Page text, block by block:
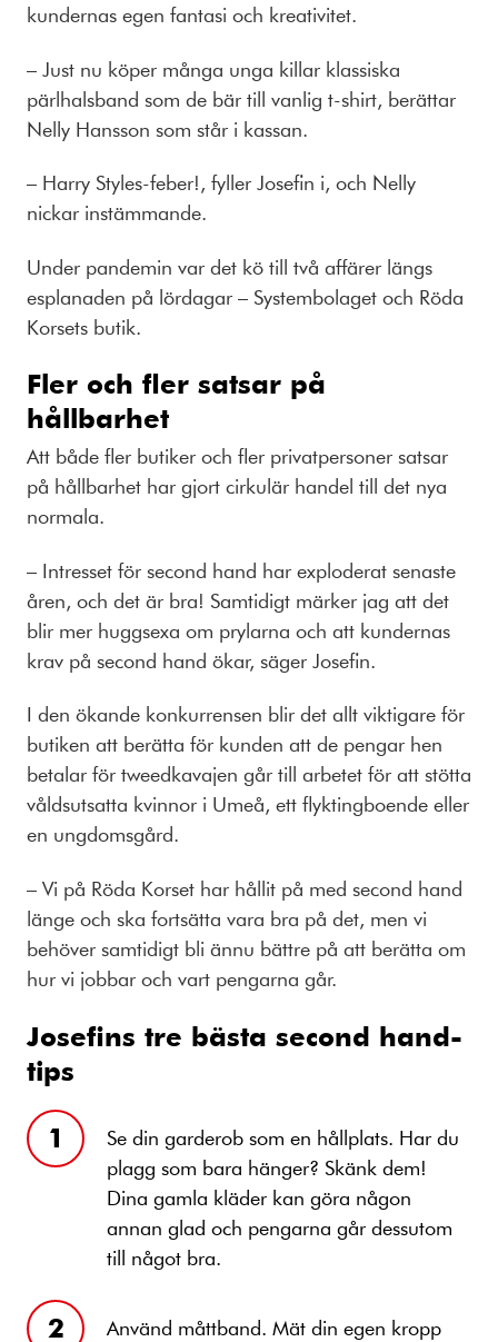
kundernas egen fantasi och kreativitet.
– Just nu köper många unga killar klassiska
pärlhalsband som de bär till vanlig t-shirt, berättar
Nelly Hansson som står i kassan.
– Harry Styles-feber!, fyller Josefin i, och Nelly
nickar instämmande.
Under pandemin var det kö till två affärer längs
esplanaden på lördagar – Systembolaget och Röda
Korsets butik.
Fler och fler satsar på
hållbarhet
Att både fler butiker och fler privatpersoner satsar
på hållbarhet har gjort cirkulär handel till det nya
normala.
– Intresset för second hand har exploderat senaste
åren, och det är bra! Samtidigt märker jag att det
blir mer huggsexa om prylarna och att kundernas
krav på second hand ökar, säger Josefin.
I den ökande konkurrensen blir det allt viktigare för
butiken att berätta för kunden att de pengar hen
betalar för tweedkavajen går till arbetet för att stötta
våldsutsatta kvinnor i Umeå, ett flyktingboende eller
en ungdomsgård.
– Vi på Röda Korset har hållit på med second hand
länge och ska fortsätta vara bra på det, men vi
behöver samtidigt bli ännu bättre på att berätta om
hur vi jobbar och vart pengarna går.
Josefins tre bästa second hand-
tips
Se din garderob som en hållplats. Har du
plagg som bara hänger? Skänk dem!
Dina gamla kläder kan göra någon
annan glad och pengarna går dessutom
till något bra.
Använd måttband. Mät din egen kropp